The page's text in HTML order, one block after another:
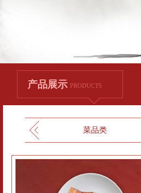
产品展示 PRODUCTS
菜品类